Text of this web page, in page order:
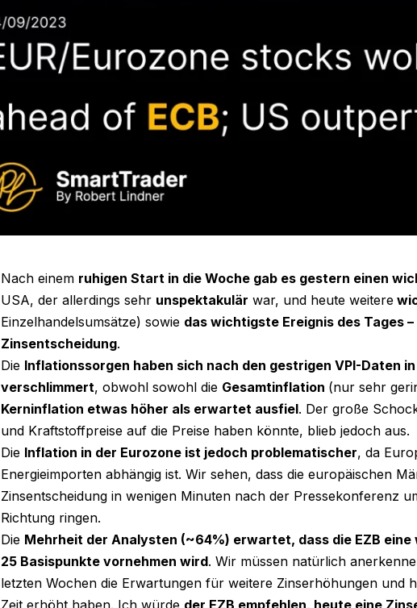
Nach einem ruhigen Start in die Woche gab es gestern einen
USA, der allerdings sehr unspektakulär war, und heute weitere
Einzelhandelsumsätze) sowie das wichtigste Ereignis des Tages –
Zinsentscheidung.
Die Inflationssorgen haben sich nach den gestrigen VPI-Daten
verschlimmert, obwohl sowohl die Gesamtinflation (nur sehr
Kerninflation etwas höher als erwartet ausfiel. Der große
und Kraftstoffpreise auf die Preise haben könnte, blieb jedoch aus.
Die Inflation in der Eurozone ist jedoch problematischer, da
Energieimporten abhängig ist. Wir sehen, dass die europäischen
Zinsentscheidung in wenigen Minuten nach der Pressekonferenz
Richtung ringen.
Die Mehrheit der Analysten (~64%) erwartet, dass die EZB
25 Basispunkte vornehmen wird. Wir müssen natürlich
letzten Wochen die Erwartungen für weitere Zinserhöhungen und
Zeit erhöht haben. Ich würde der EZB empfehlen, heute eine